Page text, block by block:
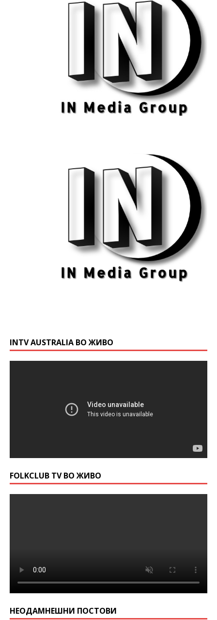
INTV AUSTRALIA ВО ЖИВО
FOLKCLUB TV ВО ЖИВО
НЕОДАМНЕШНИ ПОСТОВИ